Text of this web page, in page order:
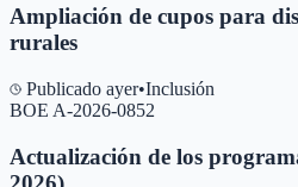
Ampliación de cupos para
rurales
Publicado ayer•Inclusión
BOE A-2026-0852
Actualización de los